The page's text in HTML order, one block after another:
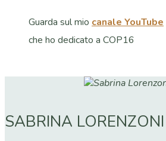
Guarda sul mio canale YouTube
che ho dedicato a COP16
SABRINA LORENZONI